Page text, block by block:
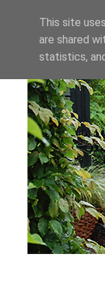
This site
are shared
statistics,